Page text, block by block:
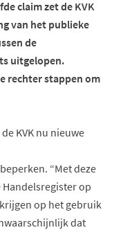
claim zet de KVK
van het publieke
de
uitgelopen.
rechterstappen om
KVK nu nieuwe
“Met deze
Handelsregister op
op het gebruik
dat